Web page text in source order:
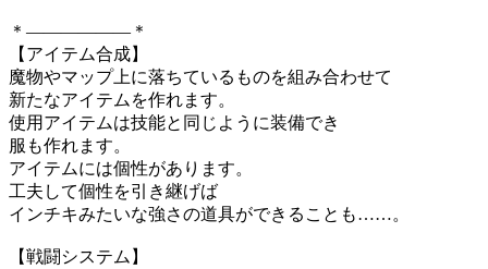
＊――――――＊
【アイテム合成】
魔物やマップ上に落ちているものを組み合わせて
新たなアイテムを作れます。
使用アイテムは技能と同じように装備でき
服も作れます。
アイテムには個性があります。
工夫して個性を引き継げば
インチキみたいな強さの道具ができることも……。
【戦闘システム】